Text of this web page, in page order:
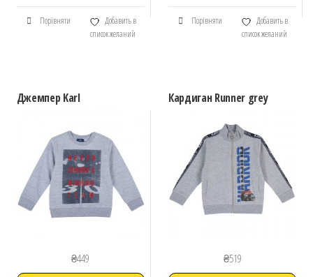
Порівняти
Добавить в
список желаний
Порівняти
Добавить в
список желаний
Джемпер Karl
₴449
Кардиган Runner grey
₴519